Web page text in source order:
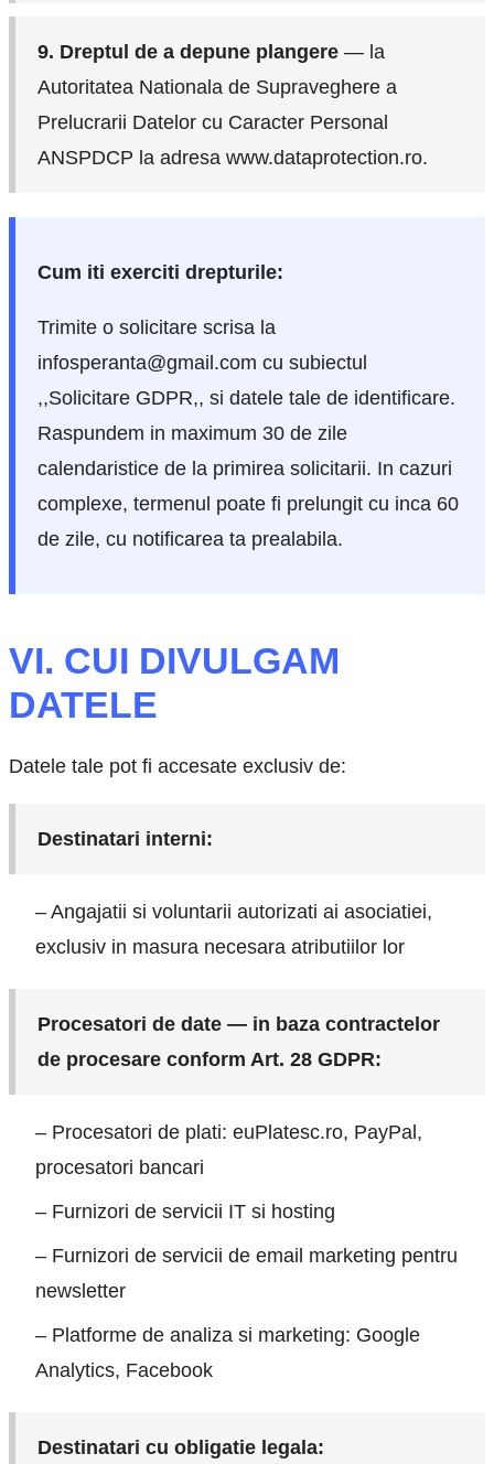
9. Dreptul de a depune plangere — la
Autoritatea Nationala de Supraveghere a
Prelucrarii Datelor cu Caracter Personal
ANSPDCP la adresa www.dataprotection.ro.
Cum iti exerciti drepturile:
Trimite o solicitare scrisa la
infosperanta@gmail.com cu subiectul
,,Solicitare GDPR,, si datele tale de identificare.
Raspundem in maximum 30 de zile
calendaristice de la primirea solicitarii. In cazuri
complexe, termenul poate fi prelungit cu inca 60
de zile, cu notificarea ta prealabila.
VI. CUI DIVULGAM
DATELE
Datele tale pot fi accesate exclusiv de:
Destinatari interni:
– Angajatii si voluntarii autorizati ai asociatiei,
exclusiv in masura necesara atributiilor lor
Procesatori de date — in baza contractelor
de procesare conform Art. 28 GDPR:
– Procesatori de plati: euPlatesc.ro, PayPal,
procesatori bancari
– Furnizori de servicii IT si hosting
– Furnizori de servicii de email marketing pentru
newsletter
– Platforme de analiza si marketing: Google
Analytics, Facebook
Destinatari cu obligatie legala: